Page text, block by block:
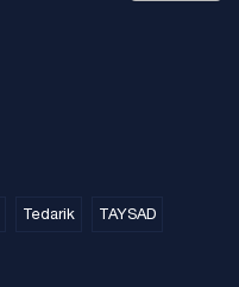
Tedarik TAYSAD